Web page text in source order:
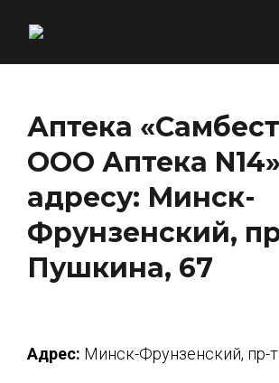
Аптека
ООО Аптека
адресу: Минск-
Фрунзенский,
Пушкина, 67
Адрес: Минск-Фрунзенский, пр-